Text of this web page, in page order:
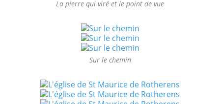
La pierre qui viré et le point de vue
Sur le chemin